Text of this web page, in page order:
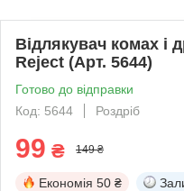
Відлякувач комах і
Reject (Арт. 5644)
Готово до відправки
Код: 5644
Роздріб
99 ₴ 149 ₴
Економія 50 ₴